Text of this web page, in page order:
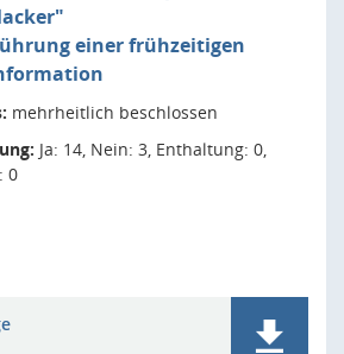
einer frühzeitigen
mehrheitlich beschlossen
Ja: 14, Nein: 3, Enthaltung: 0,
0